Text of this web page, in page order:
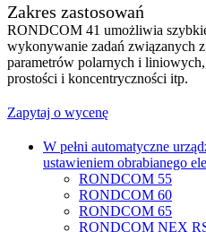
Zakres zastosowań
RONDCOM 41 umożliwia
wykonywanie zadań związanych
parametrów polarnych i
prostości i koncentryczności itp.
Zapytaj o wycenę
W pełni automatyczne
ustawieniem obrabianego
RONDCOM 55
RONDCOM 60
RONDCOM 65
RONDCOM NEX